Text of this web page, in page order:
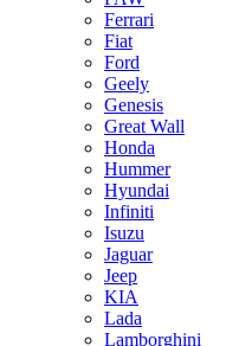
Ferrari
Fiat
Ford
Geely
Genesis
Great Wall
Honda
Hummer
Hyundai
Infiniti
Isuzu
Jaguar
Jeep
KIA
Lada
Lamborghini